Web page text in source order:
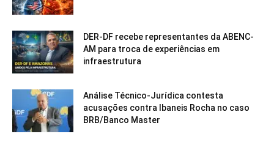
DER-DF recebe representantes da ABENC-
AM para troca de experiências em
infraestrutura
Análise Técnico-Jurídica contesta
acusações contra Ibaneis Rocha no caso
BRB/Banco Master